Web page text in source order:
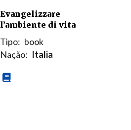
Evangelizzare
l’ambiente di vita
Tipo: book
Nação: Italia